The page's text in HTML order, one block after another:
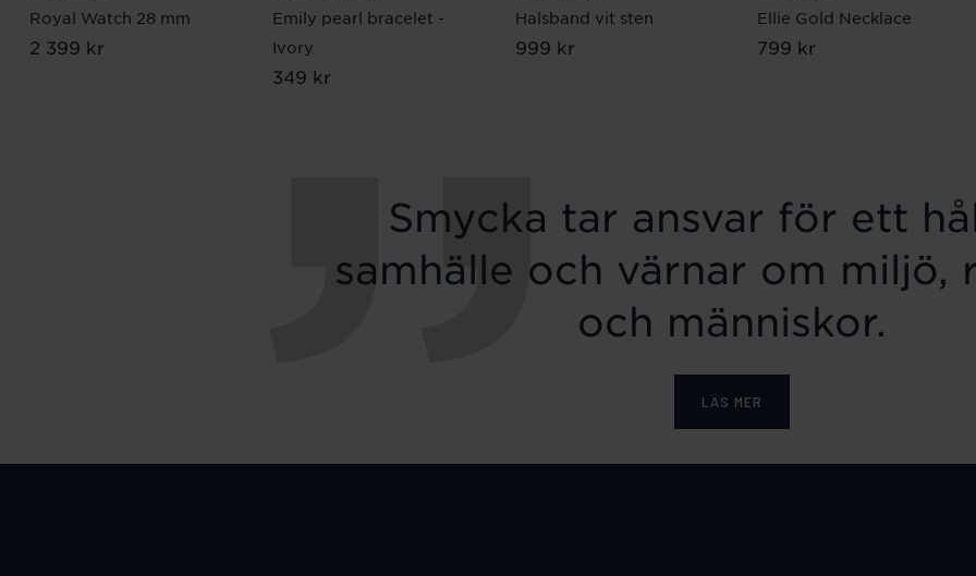
Royal Watch 28 mm
Pris:2 399 kr
2 399 kr
Emily pearl bracelet -
Ivory
Pris:349 kr
349 kr
Halsband vit sten
Pris:999 kr
999 kr
Ellie Gold Necklace
Pris :799 kr
799 kr
Smycka tar ansvar för ett
samhälle och värnar om miljö,
och människor.
LÄS MER